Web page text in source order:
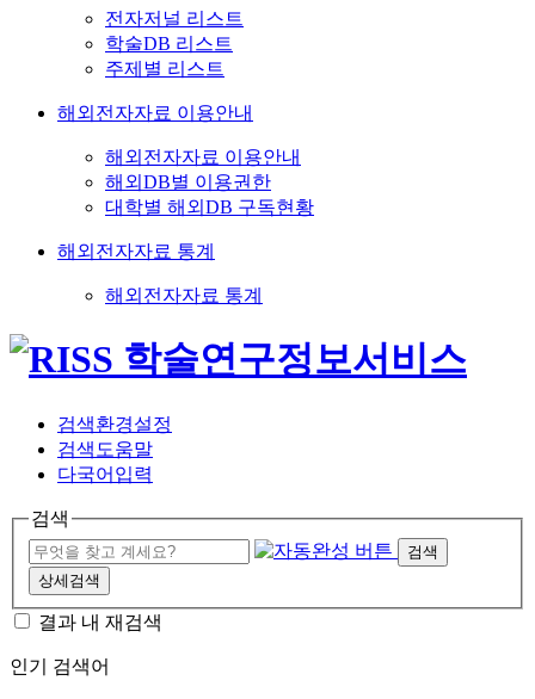
전자저널 리스트
학술DB 리스트
주제별 리스트
해외전자자료 이용안내
해외전자자료 이용안내
해외DB별 이용권한
대학별 해외DB 구독현황
해외전자자료 통계
해외전자자료 통계
검색환경설정
검색도움말
다국어입력
검색
검색
상세검색
결과 내 재검색
인기 검색어